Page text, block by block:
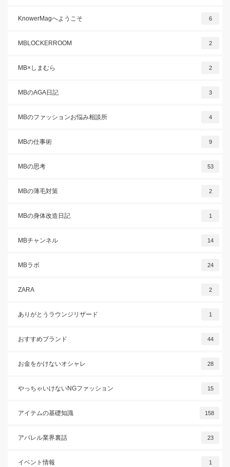
KnowerMagへようこそ 6
MBLOCKERROOM 2
MB×しまむら 2
MBのAGA日記 3
MBのファッションお悩み相談所 4
MBの仕事術 9
MBの思考 53
MBの薄毛対策 2
MBの身体改造日記 1
MBチャンネル 14
MBラボ 24
ZARA 2
ありがとうラウンジリザード 1
おすすめブランド 44
お金をかけないオシャレ 28
やっちゃいけないNGファッション 15
アイテムの基礎知識 158
アパレル業界裏話 23
イベント情報 1